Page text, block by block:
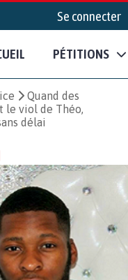
Se connecter
PÉTITIONS
Quand des
le viol de Théo,
délai